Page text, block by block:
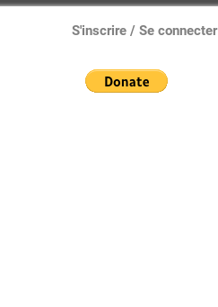
S'inscrire / Se connecter